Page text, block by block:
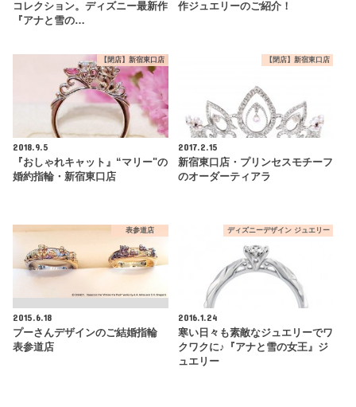
コレクション。ディズニー最新作
『アナと雪の…
作ジュエリーのご紹介！
【閉店】新宿東口店
2018.9.5
『おしゃれキャット』“マリー"の
婚約指輪・新宿東口店
【閉店】新宿東口店
2017.2.15
新宿東口店・プリンセスモチーフ
のオーダーティアラ
表参道店
2015.6.18
プーさんデザインのご結婚指輪
表参道店
ディズニーデザイン ジュエリー
2016.1.24
寒い日々も素敵なジュエリーでワ
クワクに♪『アナと雪の女王』ジ
ュエリー